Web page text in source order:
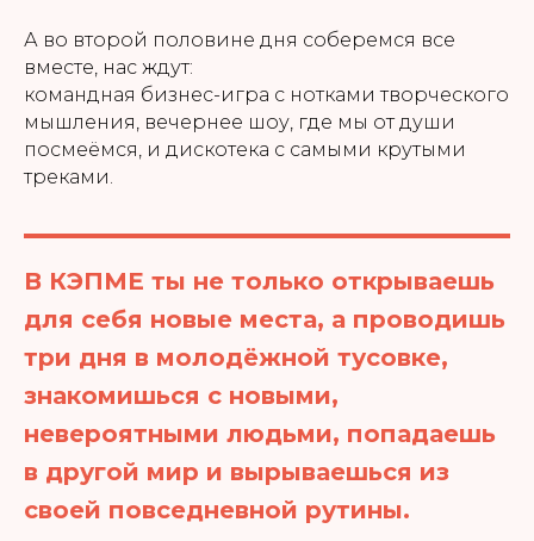
А во второй половине дня соберемся все
вместе, нас ждут:
командная бизнес-игра с нотками творческого
мышления, вечернее шоу, где мы от души
посмеёмся, и дискотека с самыми крутыми
треками.
В КЭПМЕ ты не только открываешь
для себя новые места, а проводишь
три дня в молодёжной тусовке,
знакомишься с новыми,
невероятными людьми, попадаешь
в другой мир и вырываешься из
своей повседневной рутины.